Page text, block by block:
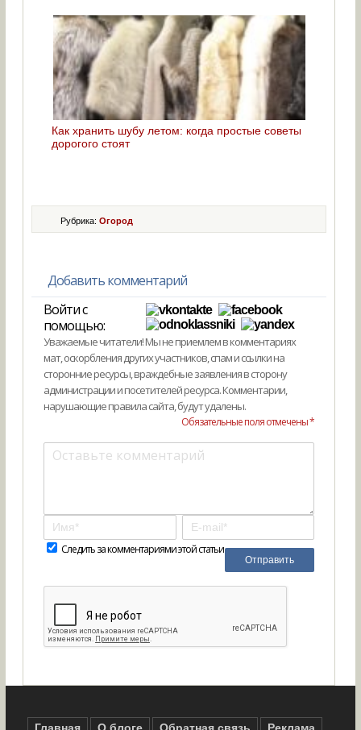
Как хранить шубу летом: когда простые советы
дорогого стоят
Рубрика:Огород
Добавить комментарий
Войти с
помощью:
Уважаемые читатели! Мы не приемлем в комментариях
мат, оскорбления других участников, спам и ссылки на
сторонние ресурсы, враждебные заявления в сторону
администрации и посетителей ресурса. Комментарии,
нарушающие правила сайта, будут удалены.
Обязательные поля отмечены *
Следить за комментариями этой статьи